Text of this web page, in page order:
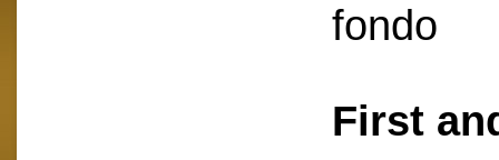
fondo
First